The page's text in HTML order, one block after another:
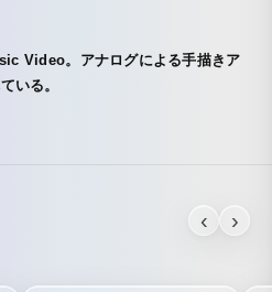
Video。アナログによる手描きア
いる。
‹ ›